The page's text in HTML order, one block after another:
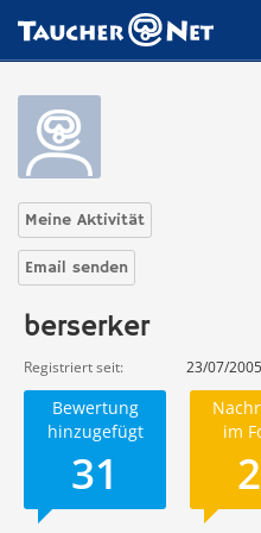
Meine Aktivität
Email senden
berserker
Registriert seit 23/07/2005
Bewertung
hinzugefügt
31
im